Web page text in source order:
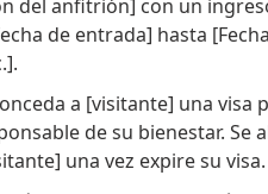
del anfitrión] con un
de entrada] hasta
a [visitante] una
de su bienestar.
una vez expire su visa.